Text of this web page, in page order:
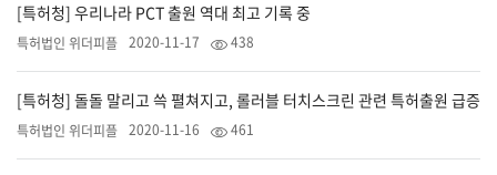
[특허청] 우리나라 PCT 출원 역대 최고 기록 중
특허법인 위더피플 2020-11-17 438
[특허청] 돌돌 말리고 쓱 펼쳐지고, 롤러블 터치스크린 관련 특허출원 급증
특허법인 위더피플 2020-11-16 461